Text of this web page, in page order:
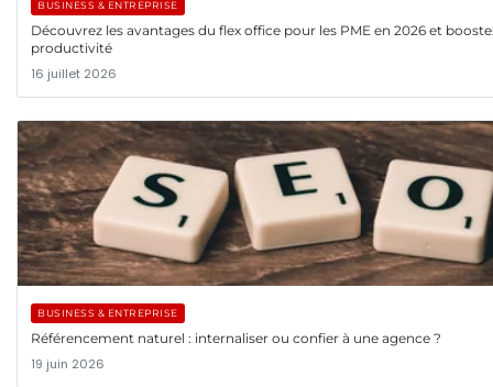
BUSINESS & ENTREPRISE
Découvrez les avantages du flex office pour les PME en 2026 et
productivité
16 juillet 2026
BUSINESS & ENTREPRISE
Référencement naturel : internaliser ou confier à une agence ?
19 juin 2026